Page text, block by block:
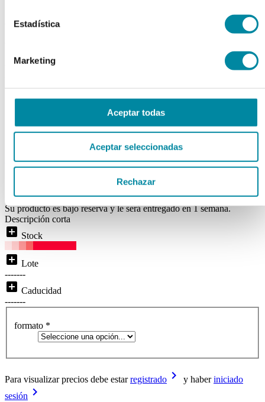
Estadística
Marketing
Aceptar todas
Aceptar seleccionadas
Rechazar
adquiriendo este producto
ESENCIA GERANIO
NATURAL
BAJO RESERVA
( 0 )
Entrega inmediata
Su producto es bajo reserva y le será entregado en 1 semana.
Descripción corta
add_box Stock
add_box Lote
-------
add_box Caducidad
-------
formato *
Para visualizar precios debe estarregistrado keyboard_arrow_right y haberiniciado
sesión keyboard_arrow_right